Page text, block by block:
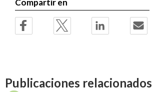
Compartir en
Publicaciones relacionados